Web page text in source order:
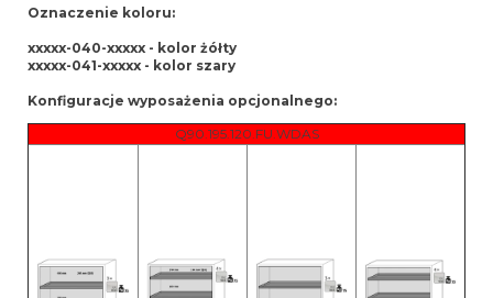
Oznaczenie koloru:
xxxxx-040-xxxxx - kolor żółty
xxxxx-041-xxxxx - kolor szary
Konfiguracje wyposażenia opcjonalnego:
Q90.195.120.FU.WDAS